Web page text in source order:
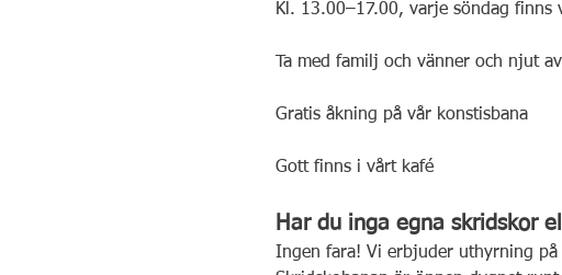
Kl. 13.00–17.00, varje söndag finns
Ta med familj och vänner och njut
Gratis åkning på vår konstisbana
Gott finns i vårt kafé
Har du inga egna skridskor
Ingen fara! Vi erbjuder uthyrning